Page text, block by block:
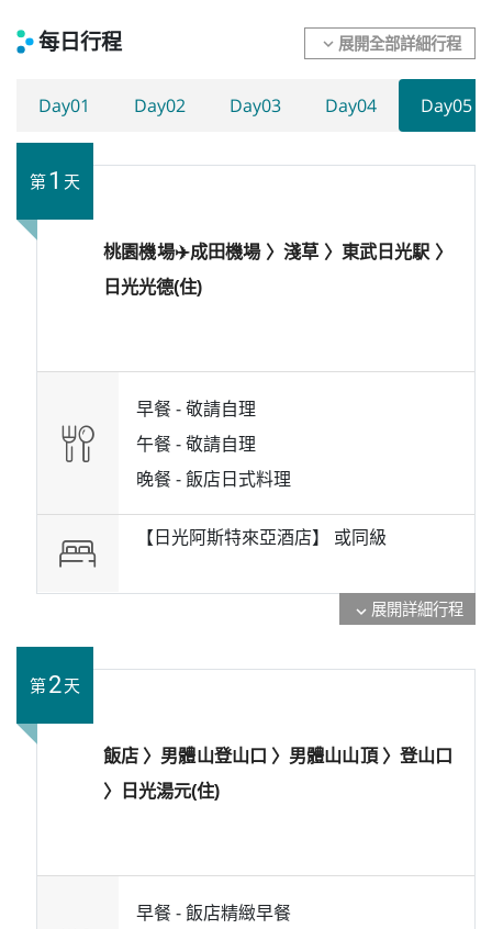
每日行程 expand_more 展開全部詳細行程
Day01 Day02 Day03 Day04 Day05
第1 天
桃園機場✈️成田機場 〉淺草 〉東武日光駅 〉
日光光德(住)
早餐 -敬請自理
午餐 -敬請自理
晚餐 -飯店日式料理
【日光阿斯特來亞酒店】 或同級
expand_more 展開詳細行程
第2天
飯店 〉男體山登山口 〉男體山山頂 〉登山口
〉日光湯元(住)
早餐 -飯店精緻早餐